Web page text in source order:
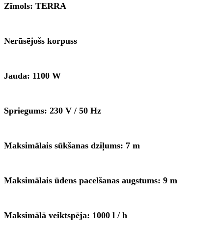
Zīmols: TERRA
Nerūsējošs korpuss
Jauda: 1100 W
Spriegums: 230 V / 50 Hz
Maksimālais sūkšanas dziļums: 7 m
Maksimālais ūdens pacelšanas augstums: 9 m
Maksimālā veiktspēja: 1000 l / h